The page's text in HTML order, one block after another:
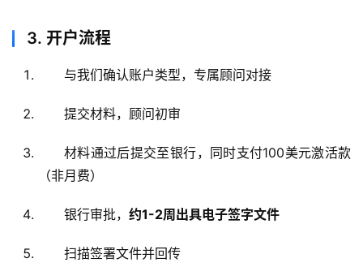
3. 开户流程
与我们确认账户类型，专属顾问对接
提交材料，顾问初审
材料通过后提交至银行，同时支付100美元激活款
（非月费）
银行审批， 约1-2周出具电子签字文件
扫描签署文件并回传